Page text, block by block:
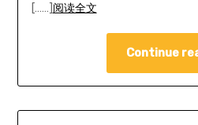
[……] 阅读全文
Continue